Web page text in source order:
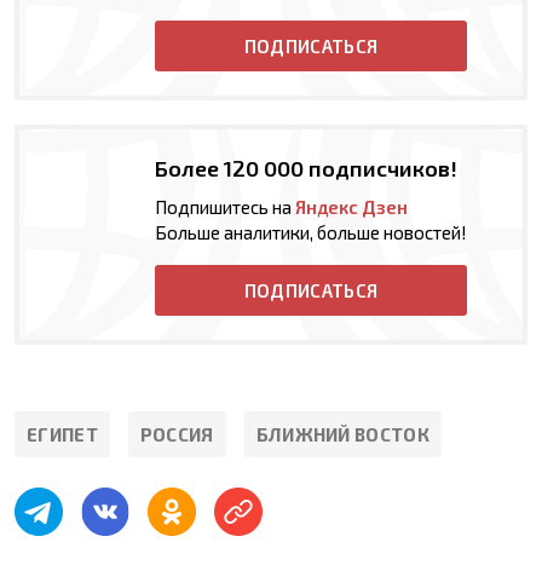
ПОДПИСАТЬСЯ
Более 120 000 подписчиков!
Подпишитесь на Яндекс Дзен
Больше аналитики, больше новостей!
ПОДПИСАТЬСЯ
ЕГИПЕТ РОССИЯ БЛИЖНИЙ ВОСТОК